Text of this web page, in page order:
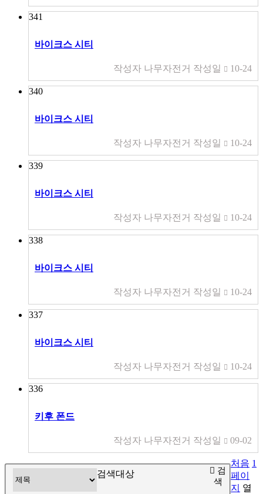
341
바이크스 시티
작성자 나무자전거 작성일 10-24
340
바이크스 시티
작성자 나무자전거 작성일 10-24
339
바이크스 시티
작성자 나무자전거 작성일 10-24
338
바이크스 시티
작성자 나무자전거 작성일 10-24
337
바이크스 시티
작성자 나무자전거 작성일 10-24
336
키후 폰드
작성자 나무자전거 작성일 09-02
검색대상
검
색
처음 1
페이
지
열